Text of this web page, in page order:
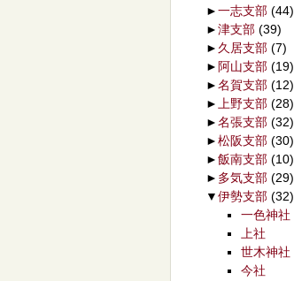
►一志支部 (44)
►津支部 (39)
► 久居支部 (7)
► 阿山支部 (19)
►名賀支部 (12)
►
上野支部 (28)
►名張支部 (32)
►松阪支部 (30)
►飯南支部 (10)
► 多気支部 (29)
▼伊勢支部 (32)
一色神社
上社
世木神社
今社